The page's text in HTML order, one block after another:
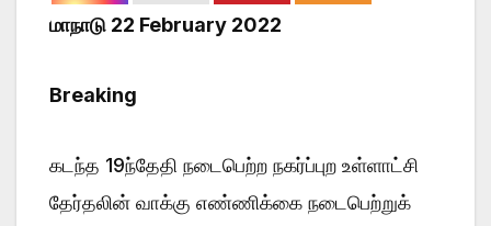
மாநாடு 22 February 2022
Breaking
கடந்த 19ந்தேதி நடைபெற்ற நகர்ப்புற உள்ளாட்சி
தேர்தலின் வாக்கு எண்ணிக்கை நடைபெற்றுக்